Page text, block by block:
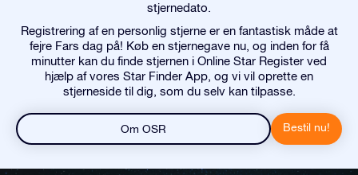
stjernedato.
Registrering af en personlig stjerne er en fantastisk måde at
fejre Fars dag på! Køb en stjernegave nu, og inden for få
minutter kan du finde stjernen i Online Star Register ved
hjælp af vores Star Finder App, og vi vil oprette en
stjerneside til dig, som du selv kan tilpasse.
Om OSR Bestil nu!